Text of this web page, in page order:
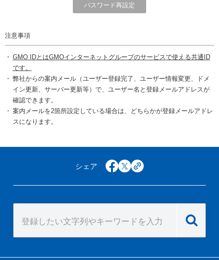
注意事項
GMO IDとはGMOインターネットグループのサービスで使える共通ID
です。
弊社からの案内メール（ユーザー登録完了、ユーザー情報変更、ドメ
イン更新、サーバー更新等）で、ユーザー名と登録メールアドレスが
確認できます。
案内メールを2箇所設定している場合は、どちらかが登録メールアドレ
スになります。
シェア facebook
x copy